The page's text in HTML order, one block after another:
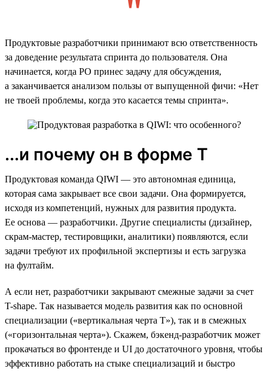
Продуктовые разработчики принимают всю ответственность
за доведение результата спринта до пользователя. Она
начинается, когда PO принес задачу для обсуждения,
а заканчивается анализом пользы от выпущенной фичи: «Нет
не твоей проблемы, когда это касается темы спринта».
...и почему он в форме Т
Продуктовая команда QIWI — это автономная единица,
которая сама закрывает все свои задачи. Она формируется,
исходя из компетенций, нужных для развития продукта.
Ее основа — разработчики. Другие специалисты (дизайнер,
скрам-мастер, тестировщики, аналитики) появляются, если
задачи требуют их профильной экспертизы и есть загрузка
на фултайм.
А если нет, разработчики закрывают смежные задачи за счет
T-shape. Так называется модель развития как по основной
специализации («вертикальная черта Т»), так и в смежных
(«горизонтальная черта»). Скажем, бэкенд-разработчик может
прокачаться во фронтенде и UI до достаточного уровня, чтобы
эффективно работать на стыке специализаций и быстро